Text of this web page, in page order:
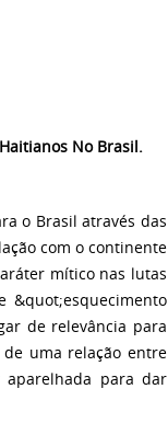
No Brasil.
o Brasil através das
com o continente
mítico nas lutas
&quot;esquecimento
de relevância para
uma relação entre
aparelhada para dar